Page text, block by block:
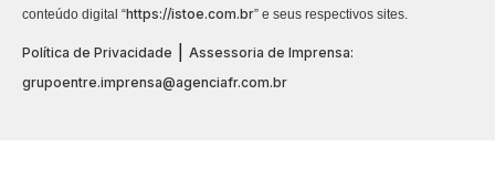
conteúdo digital “https://istoe.com.br” e seus respectivos sites.
Política de Privacidade
Assessoria de Imprensa:
grupoentre.imprensa@agenciafr.com.br